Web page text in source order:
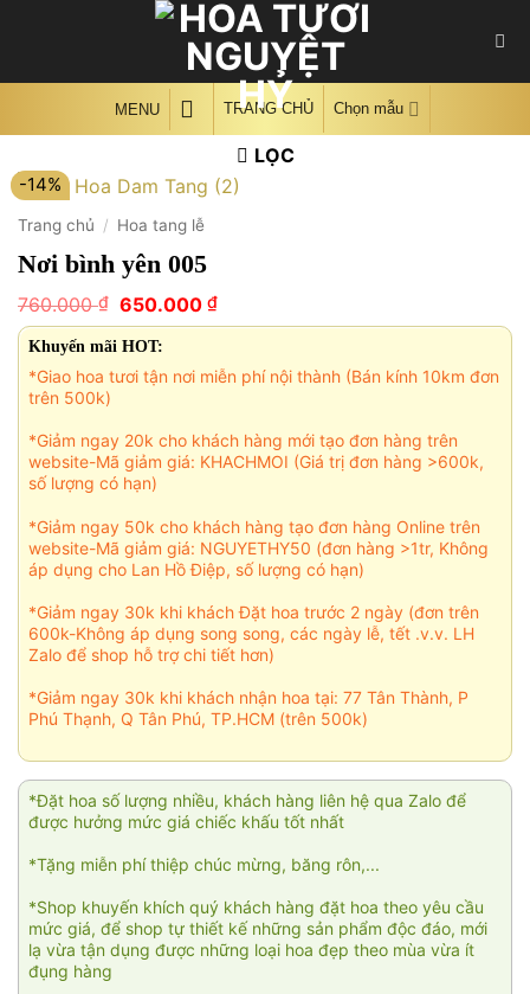
MENU TRANG CHỦ Chọn mẫu
LỌC
-14%
Trang chủ / Hoa tang lễ
Nơi bình yên 005
760.000₫ Giá
gốc
là:
760.000 ₫.
650.000 ₫Giá
hiện
650.000 ₫.
Khuyến mãi HOT:
*Giao hoa tươi tận nơi miễn phí nội thành (Bán kính 10km đơn
trên 500k)
*Giảm ngay 20k cho khách hàng mới tạo đơn hàng trên
website-Mã giảm giá: KHACHMOI (Giá trị đơn hàng >600k,
số lượng có hạn)
*Giảm ngay 50k cho khách hàng tạo đơn hàng Online trên
website-Mã giảm giá: NGUYETHY50 (đơn hàng >1tr, Không
áp dụng cho Lan Hồ Điệp, số lượng có hạn)
*Giảm ngay 30k khi khách Đặt hoa trước 2 ngày (đơn trên
600k-Không áp dụng song song, các ngày lễ, tết .v.v. LH
Zalo để shop hỗ trợ chi tiết hơn)
*Giảm ngay 30k khi khách nhận hoa tại: 77 Tân Thành, P
Phú Thạnh, Q Tân Phú, TP.HCM (trên 500k)
*Đặt hoa số lượng nhiều, khách hàng liên hệ qua Zalo để
được hưởng mức giá chiếc khấu tốt nhất
*Tặng miễn phí thiệp chúc mừng, băng rôn,...
*Shop khuyến khích quý khách hàng đặt hoa theo yêu cầu
mức giá, để shop tự thiết kế những sản phẩm độc đáo, mới
lạ vừa tận dụng được những loại hoa đẹp theo mùa vừa ít
đụng hàng